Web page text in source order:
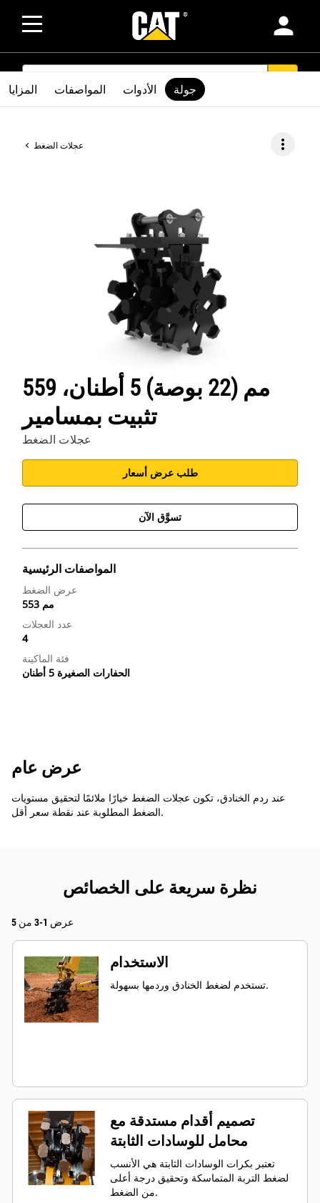
person
SEARCH
عجلات الضغط more_vert
559 مم (22 بوصة) 5 أطنان،
تثبيت بمسامير
عجلات الضغط
طلب عرض أسعار
تسوَّق الآن
المواصفات الرئيسية
عرض الضغط
553 مم
عدد العجلات
4
فئة الماكينة
الحفارات الصغيرة 5 أطنان
المزايا المواصفات الأدوات جولة
عرض عام
عند ردم الخنادق، تكون عجلات الضغط خيارًا ملائمًا لتحقيق مستويات
الضغط المطلوبة عند نقطة سعر أقل.
نظرة سريعة على الخصائص
عرض 1-3 من 5
الاستخدام
تستخدم لضغط الخنادق وردمها بسهولة.
تصميم أقدام مستدقة مع
محامل للوسادات الثابتة
تعتبر بكرات الوسادات الثابتة هي الأنسب
لضغط التربة المتماسكة وتحقيق درجة أعلى
من الضغط.